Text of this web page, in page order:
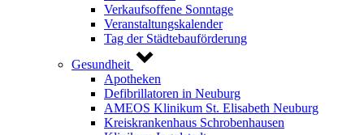
Verkaufsoffene Sonntage
Veranstaltungskalender
Tag der Städtebauförderung
Gesundheit
Apotheken
Defibrillatoren in Neuburg
AMEOS Klinikum St. Elisabeth Neuburg
Kreiskrankenhaus Schrobenhausen